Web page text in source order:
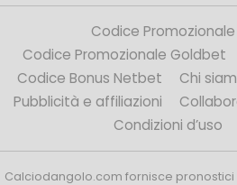
Codice
Codice Promozionale Goldbet
Codice Bonus Netbet
Chi
Pubblicità e affiliazioni
Condizioni d’uso
Calciodangolo.com fornisce